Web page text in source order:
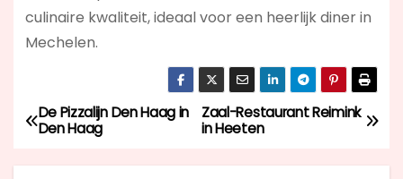
culinaire kwaliteit, ideaal voor een heerlijk diner in
Mechelen.
B
e
Zaal-Restaurant Reimink
in Heeten
De Pizzalijn Den Haag in
Den Haag